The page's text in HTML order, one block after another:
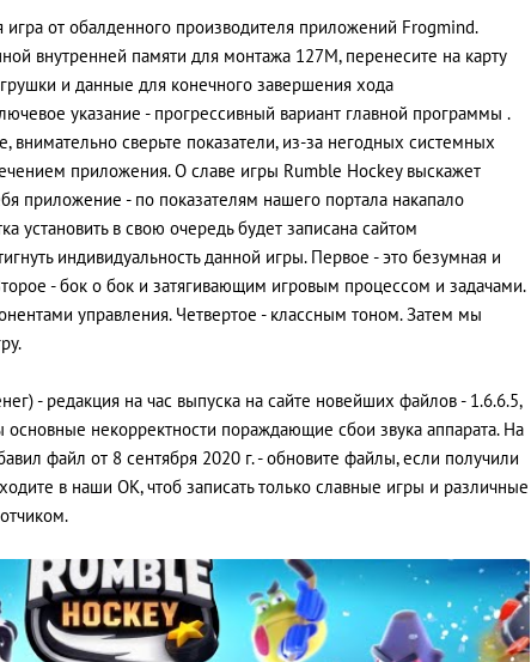
от обалденного производителя приложений Frogmind.
внутренней памяти для монтажа 127M, перенесите на карту
и данные для конечного завершения хода
указание - прогрессивный вариант главной программы .
сверьте показатели, из-за негодных системных
приложения. О славе игры Rumble Hockey выскажет
приложение - по показателям нашего портала накапало
установить в свою очередь будет записана сайтом
индивидуальность данной игры. Первое - это безумная и
- бок о бок и затягивающим игровым процессом и задачами.
управления. Четвертое - классным тоном. Затем мы
- редакция на час выпуска на сайте новейших файлов - 1.6.6.5,
некорректности пораждающие сбои звука аппарата. На
файл от 8 сентября 2020 г. - обновите файлы, если получили
в наши OK, чтоб записать только славные игры и различные